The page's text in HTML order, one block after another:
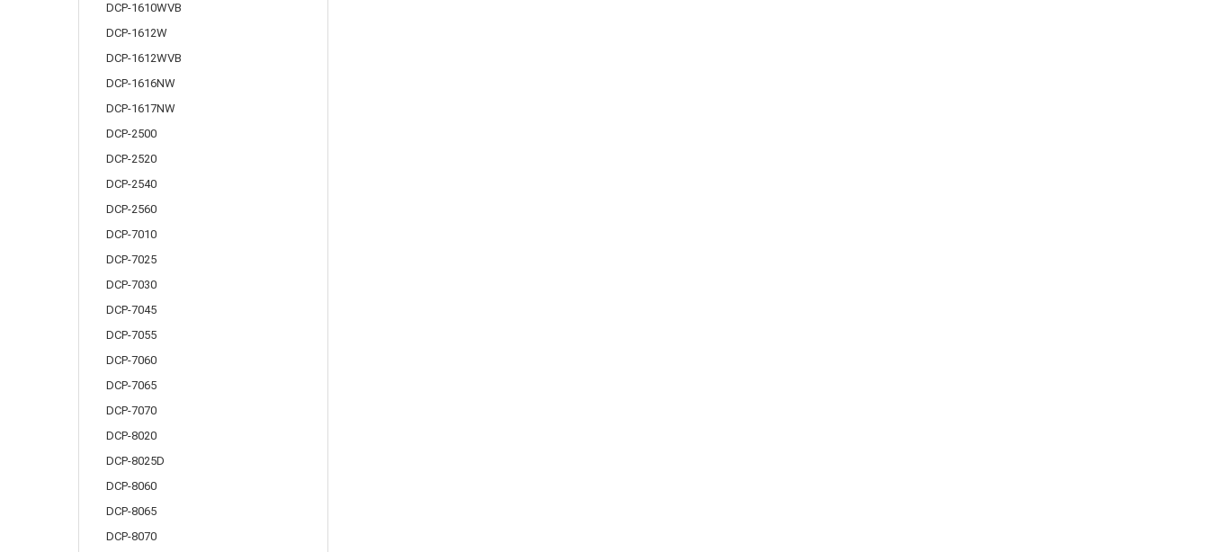
DCP-1610WVB
DCP-1612W
DCP-1612WVB
DCP-1616NW
DCP-1617NW
DCP-2500
DCP-2520
DCP-2540
DCP-2560
DCP-7010
DCP-7025
DCP-7030
DCP-7045
DCP-7055
DCP-7060
DCP-7065
DCP-7070
DCP-8020
DCP-8025D
DCP-8060
DCP-8065
DCP-8070